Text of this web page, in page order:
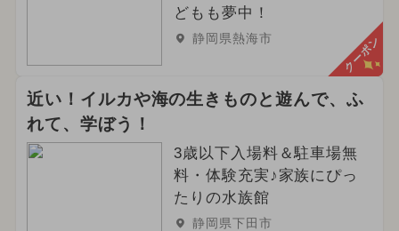
どもも夢中！
静岡県熱海市 クーポン
近い！イルカや海の生きものと遊んで、ふ
れて、学ぼう！
3歳以下入場料＆駐車場無
料・体験充実♪家族にぴっ
たりの水族館
静岡県下田市